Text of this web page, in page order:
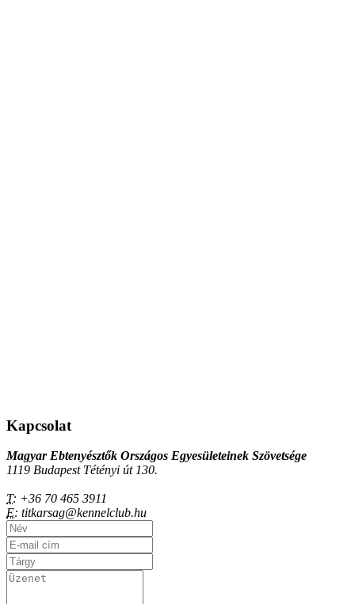
Kapcsolat
Magyar Ebtenyésztők Országos Egyesületeinek Szövetsége
1119 Budapest Tétényi út 130.
T: +36 70 465 3911
E: titkarsag@kennelclub.hu